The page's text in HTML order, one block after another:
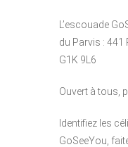
L’escouade
du Parvis : 441
G1K 9L6
Ouvert à tous,
Identifiez les
GoSeeYou,